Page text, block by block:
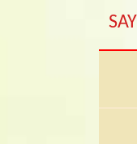
SAY